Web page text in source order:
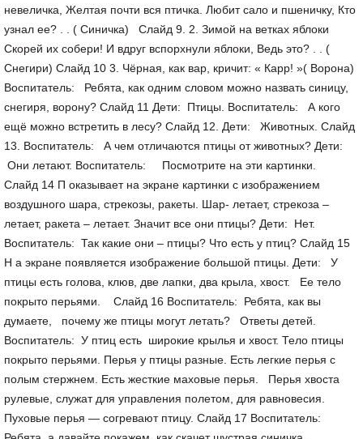
невеличка, Желтая почти вся птичка. Любит сало и пшеничку, Кто
узнал ее? . . ( Синичка) Слайд 9. 2. Зимой на ветках яблоки
Скорей их собери! И вдруг вспорхнули яблоки, Ведь это? . . (
Снегири) Слайд 10 3. Чёрная, как вар, кричит: « Карр! »( Ворона)
Воспитатель: Ребята, как одним словом можно назвать синицу,
снегиря, ворону? Слайд 11 Дети: Птицы. Воспитатель: А кого
ещё можно встретить в лесу? Слайд 12. Дети: Животных. Слайд
13. Воспитатель: А чем отличаются птицы от животных? Дети:
Они летают. Воспитатель: Посмотрите на эти картинки.
Слайд 14 П оказывает на экране картинки с изображением
воздушного шара, стрекозы, ракеты. Шар- летает, стрекоза –
летает, ракета – летает. Значит все они птицы? Дети: Нет.
Воспитатель: Так какие они – птицы? Что есть у птиц? Слайд 15
Н а экране появляется изображение большой птицы. Дети: У
птицы есть голова, клюв, две лапки, два крыла, хвост. Ее тело
покрыто перьями. Слайд 16 Воспитатель: Ребята, как вы
думаете, почему же птицы могут летать? Ответы детей.
Воспитатель: У птиц есть широкие крылья и хвост. Тело птицы
покрыто перьями. Перья у птицы разные. Есть легкие перья с
полым стержнем. Есть жесткие маховые перья. Перья хвоста
рулевые, служат для управления полетом, для равновесия.
Пуховые перья — согревают птицу. Слайд 17 Воспитатель: